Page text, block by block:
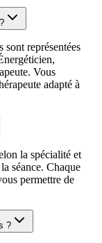
sont représentées
Vous
adapté à
la spécialité et
séance. Chaque
permettre de
?